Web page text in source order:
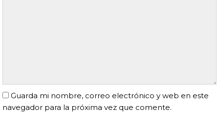
Guarda mi nombre, correo electrónico y web en este
navegador para la próxima vez que comente.